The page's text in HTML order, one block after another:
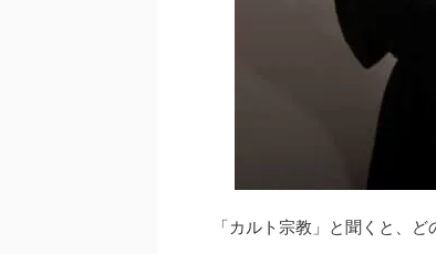
「カルト宗教」と聞くと、